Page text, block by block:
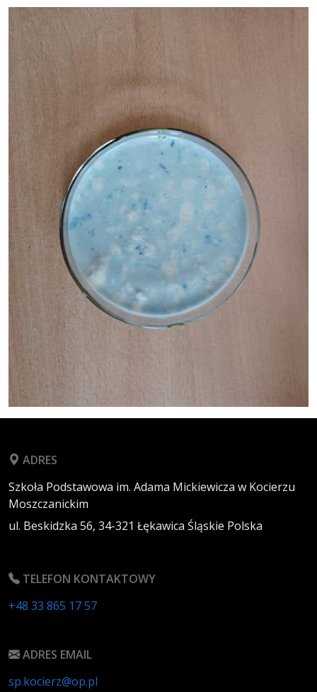
ADRES
Szkoła Podstawowa im. Adama Mickiewicza w Kocierzu
Moszczanickim
ul. Beskidzka 56, 34-321 Łękawica Śląskie Polska
TELEFON KONTAKTOWY
+48 33 865 17 57
ADRES EMAIL
sp.kocierz@op.pl